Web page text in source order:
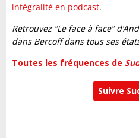
intégralité en podcast.
Retrouvez “Le face à face”
dans Bercoff dans tous ses
Toutes les fréquences de
Suivre